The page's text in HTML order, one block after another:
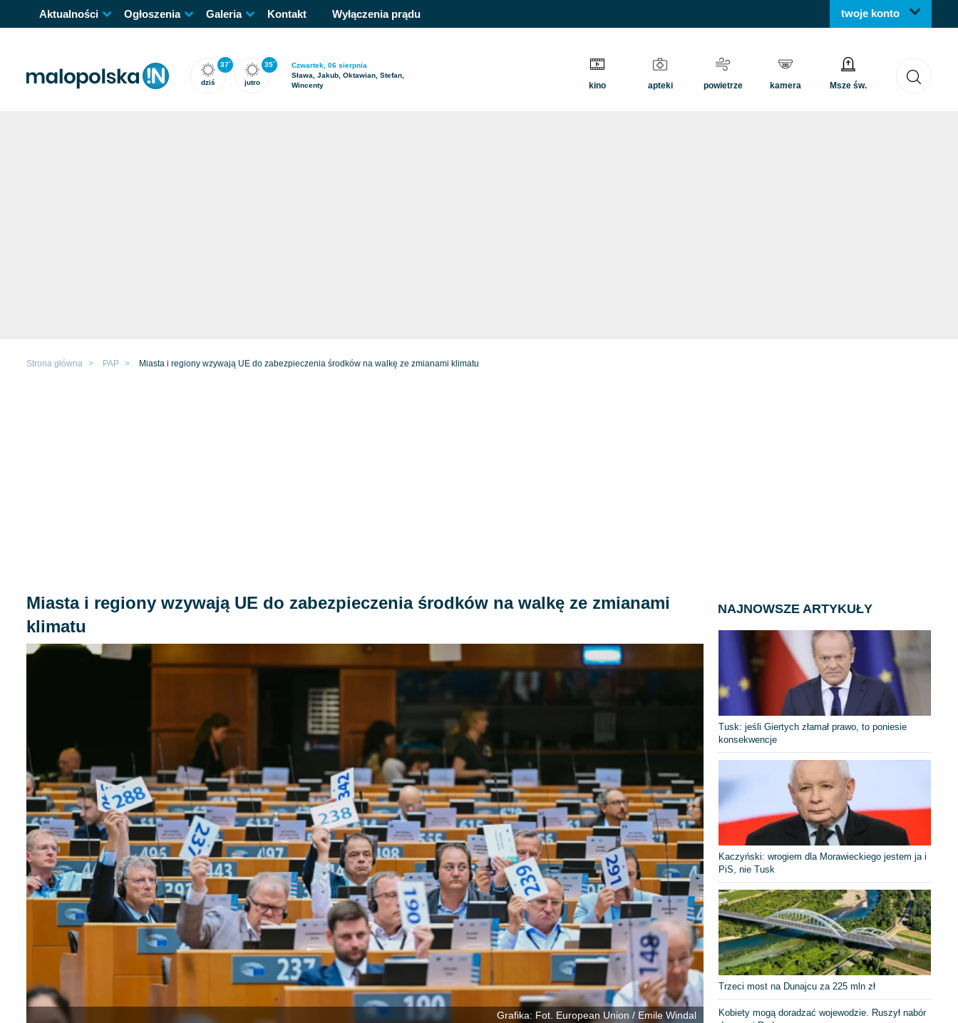
Aktualności Ogłoszenia Galeria Kontakt Wyłączenia prądu twoje konto
37°
dziś
35°
jutro
Czwartek, 06 sierpnia
Sława, Jakub, Oktawian, Stefan,
Wincenty
kino apteki powietrze kamera Msze św.
Strona główna PAP Miasta i regiony wzywają UE do zabezpieczenia środków na walkę ze zmianami klimatu
Miasta i regiony wzywają UE do zabezpieczenia środków na walkę ze zmianami
klimatu
Grafika: Fot. European Union / Emile Windal
NAJNOWSZE ARTYKUŁY
Tusk: jeśli Giertych złamał prawo, to poniesie
konsekwencje
Kaczyński: wrogiem dla Morawieckiego jestem ja i
PiS, nie Tusk
Trzeci most na Dunajcu za 225 mln zł
Kobiety mogą doradzać wojewodzie. Ruszył nabór